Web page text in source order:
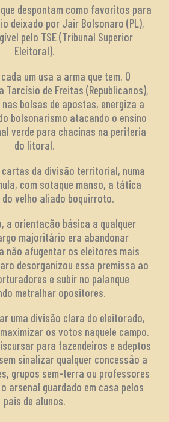
que despontam como favoritos para
deixado por Jair Bolsonaro (PL),
pelo TSE (Tribunal Superior
Eleitoral).
um usa a arma que tem. O
Tarcísio de Freitas (Republicanos),
bolsas de apostas, energiza a
bolsonarismo atacando o ensino
verde para chacinas na periferia
do litoral.
cartas da divisão territorial, numa
com sotaque manso, a tática
velho aliado boquirroto.
a orientação básica a qualquer
majoritário era abandonar
não afugentar os eleitores mais
desorganizou essa premissa ao
e subir no palanque
metralhar opositores.
uma divisão clara do eleitorado,
os votos naquele campo.
para fazendeiros e adeptos
sinalizar qualquer concessão a
grupos sem-terra ou professores
arsenal guardado em casa pelos
pais de alunos.